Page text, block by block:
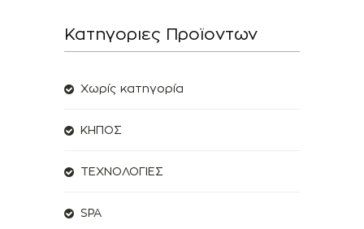
Κατηγοριες Προϊοντων
Χωρίς κατηγορία
ΚΗΠΟΣ
ΤΕΧΝΟΛΟΓΙΕΣ
SPA